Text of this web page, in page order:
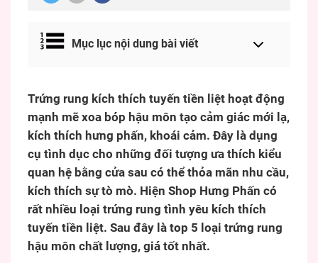
Mục lục nội dung bài viết
Trứng rung kích thích tuyến tiền liệt hoạt động
mạnh mẽ xoa bóp hậu môn tạo cảm giác mới lạ,
kích thích hưng phấn, khoái cảm. Đây là dụng
cụ tình dục cho những đối tượng ưa thích kiểu
quan hệ bằng cửa sau có thể thỏa mãn nhu cầu,
kích thích sự tò mò. Hiện Shop Hưng Phấn có
rất nhiều loại trứng rung tình yêu kích thích
tuyến tiền liệt. Sau đây là top 5 loại trứng rung
hậu môn chất lượng, giá tốt nhất.